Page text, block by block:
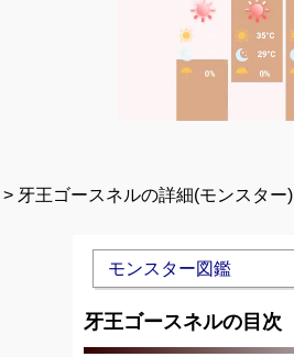
> 牙王ゴースネルの詳細(モンスター)
モンスター図鑑
牙王ゴースネルの目次